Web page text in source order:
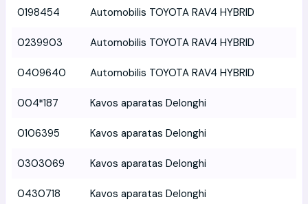
0198454 Automobilis TOYOTA RAV4 HYBRID
0239903 Automobilis TOYOTA RAV4 HYBRID
0409640 Automobilis TOYOTA RAV4 HYBRID
004*187 Kavos aparatas Delonghi
0106395 Kavos aparatas Delonghi
0303069 Kavos aparatas Delonghi
0430718 Kavos aparatas Delonghi